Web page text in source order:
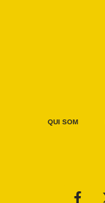
QUI SOM